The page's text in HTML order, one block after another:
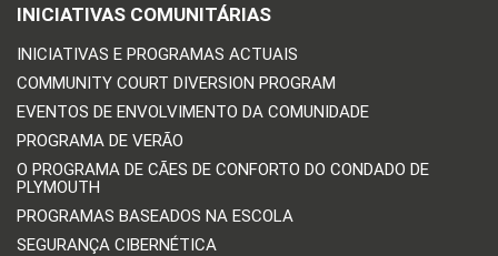
INICIATIVAS COMUNITÁRIAS
INICIATIVAS E PROGRAMAS ACTUAIS
COMMUNITY COURT DIVERSION PROGRAM
EVENTOS DE ENVOLVIMENTO DA COMUNIDADE
PROGRAMA DE VERÃO
O PROGRAMA DE CÃES DE CONFORTO DO CONDADO DE
PLYMOUTH
PROGRAMAS BASEADOS NA ESCOLA
SEGURANÇA CIBERNÉTICA